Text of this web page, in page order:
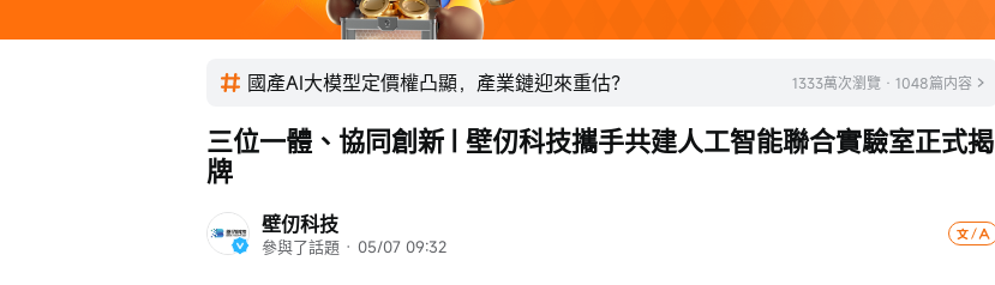
國產AI大模型定價權凸顯，產業鏈迎來重估？ 1333萬次瀏覽 · 1048篇内容
壁仞科技
參與了話題 · 05/07 09:32
三位一體、協同創新 | 壁仞科技攜手共建人工智能聯合實驗室正式揭
牌